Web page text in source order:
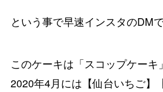
という事で早速インスタのDM
このケーキは「スコップケーキ
2020年4月には【仙台いちご】